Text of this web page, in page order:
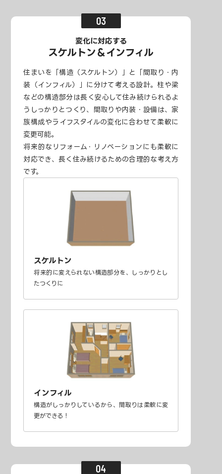
変化に対応する
スケルトン＆インフィル
住まいを「構造（スケルトン）」と「間取り・内
装（インフィル）」に分けて考える設計。柱や梁
などの構造部分は長く安心して住み続けられるよ
うしっかりとつくり、間取りや内装・設備は、家
族構成やライフスタイルの変化に合わせて柔軟に
変更可能。
将来的なリフォーム・リノベーションにも柔軟に
対応でき、長く住み続けるための合理的な考え方
です。
スケルトン
将来的に変えられない構造部分を、しっかりとし
たつくりに
インフィル
構造がしっかりしているから、間取りは柔軟に変
更ができる！